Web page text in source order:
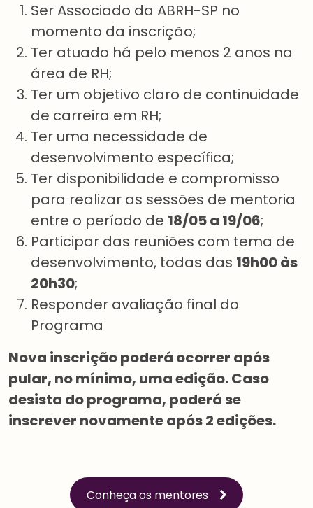
Ser Associado da ABRH-SP no
momento da inscrição;
Ter atuado há pelo menos 2 anos na
área de RH;
Ter um objetivo claro de continuidade
de carreira em RH;
Ter uma necessidade de
desenvolvimento específica;
Ter disponibilidade e compromisso
para realizar as sessões de mentoria
entre o período de 18/05 a 19/06;
Participar das reuniões com tema de
desenvolvimento, todas das 19h00 às
20h30;
Responder avaliação final do
Programa
Nova inscrição poderá ocorrer após
pular, no mínimo, uma edição. Caso
desista do programa, poderá se
inscrever novamente após 2 edições.
Conheça os mentores